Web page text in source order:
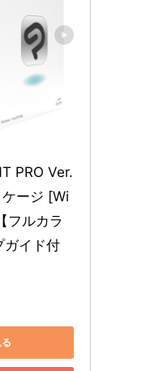
PRO Ver.
ージ [Wi
フルカラ
ガイド付